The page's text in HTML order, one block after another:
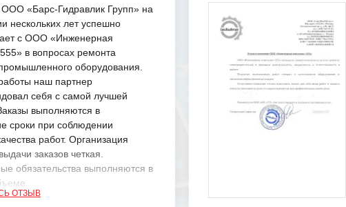
«Барс-Гидравлик Групп» на
нескольких лет успешно
с ООО «Инженерная
в вопросах ремонта
оборудования.
наш партнер
себя с самой лучшей
выполняются в
сроки при соблюдении
работ. Организация
заказов четкая.
обязательства выполняются в
ОТЗЫВ